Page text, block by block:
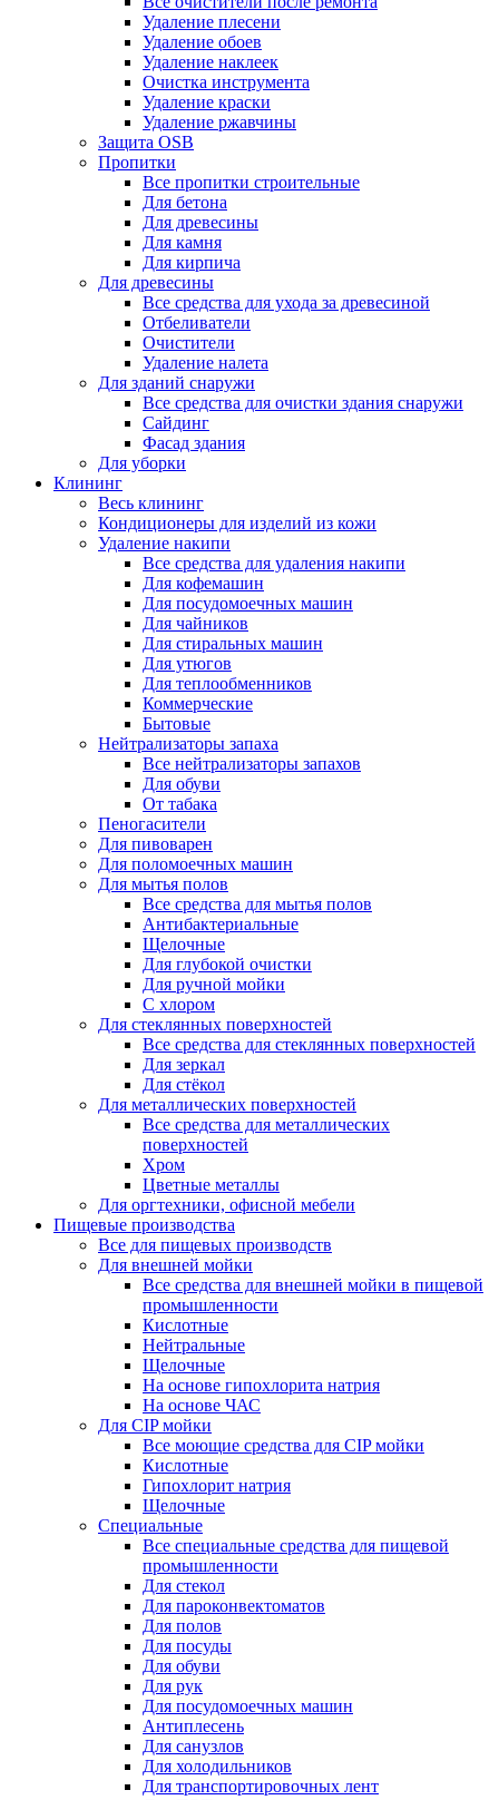
Удаление плесени
Удаление обоев
Удаление наклеек
Очистка инструмента
Удаление краски
Удаление ржавчины
Защита OSB
Пропитки
Все пропитки строительные
Для бетона
Для древесины
Для камня
Для кирпича
Для древесины
Все средства для ухода за древесиной
Отбеливатели
Очистители
Удаление налета
Для зданий снаружи
Все средства для очистки здания снаружи
Сайдинг
Фасад здания
Для уборки
Клининг
Весь клининг
Кондиционеры для изделий из кожи
Удаление накипи
Все средства для удаления накипи
Для кофемашин
Для посудомоечных машин
Для чайников
Для стиральных машин
Для утюгов
Для теплообменников
Коммерческие
Бытовые
Нейтрализаторы запаха
Все нейтрализаторы запахов
Для обуви
От табака
Пеногасители
Для пивоварен
Для поломоечных машин
Для мытья полов
Все средства для мытья полов
Антибактериальные
Щелочные
Для глубокой очистки
Для ручной мойки
С хлором
Для стеклянных поверхностей
Все средства для стеклянных поверхностей
Для зеркал
Для стёкол
Для металлических поверхностей
Все средства для металлических
поверхностей
Хром
Цветные металлы
Для оргтехники, офисной мебели
Пищевые производства
Все для пищевых производств
Для внешней мойки
Все средства для внешней мойки в пищевой
промышленности
Кислотные
Нейтральные
Щелочные
На основе гипохлорита натрия
На основе ЧАС
Для CIP мойки
Все моющие средства для CIP мойки
Кислотные
Гипохлорит натрия
Щелочные
Специальные
Все специальные средства для пищевой
промышленности
Для стекол
Для пароконвектоматов
Для полов
Для посуды
Для обуви
Для рук
Для посудомоечных машин
Антиплесень
Для санузлов
Для холодильников
Для транспортировочных лент